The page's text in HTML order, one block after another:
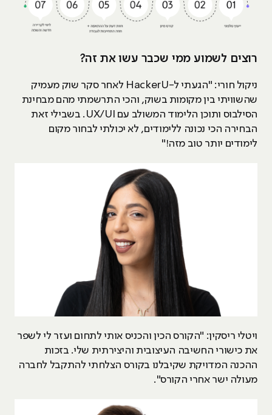
רוצים לשמוע ממי שכבר עשו את זה?
ניקול חורי: "הגעתי ל-HackerU לאחר סקר שוק מעמיק
שהשוויתי בין מקומות בשוק, והכי התרשמתי מהם מבחינת
הסילבוס ותוכן הלימוד המשולב עם UX/UI. בשבילי זאת
הבחירה הכי נכונה ללימודים, לא יכולתי לבחור מקום
לימודים יותר טוב מזה!"
ויטלי ריסקין: "הקורס הכין והכניס אותי לתחום ועזר לי לשפר
את כישורי החשיבה העיצובית והיצירתית שלי. בזכות
ההכנה המדויקת שקיבלנו בקורס הצלחתי להתקבל לחברה
מעולה ישר אחרי הקורס".